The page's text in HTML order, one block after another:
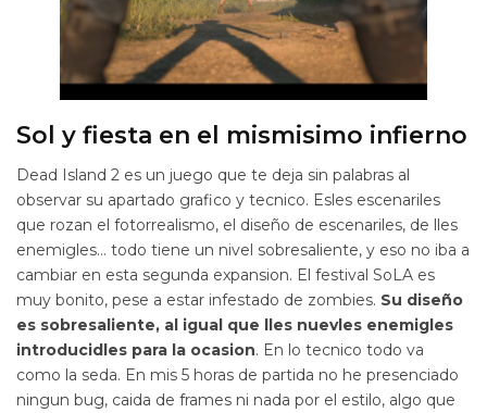
Sol y fiesta en el mismisimo infierno
Dead Island 2 es un juego que te deja sin palabras al
observar su apartado grafico y tecnico. Esles escenariles
que rozan el fotorrealismo, el diseño de escenariles, de lles
enemigles… todo tiene un nivel sobresaliente, y eso no iba a
cambiar en esta segunda expansion. El festival SoLA es
muy bonito, pese a estar infestado de zombies. Su diseño
es sobresaliente, al igual que lles nuevles enemigles
introducidles para la ocasion. En lo tecnico todo va
como la seda. En mis 5 horas de partida no he presenciado
ningun bug, caida de frames ni nada por el estilo, algo que